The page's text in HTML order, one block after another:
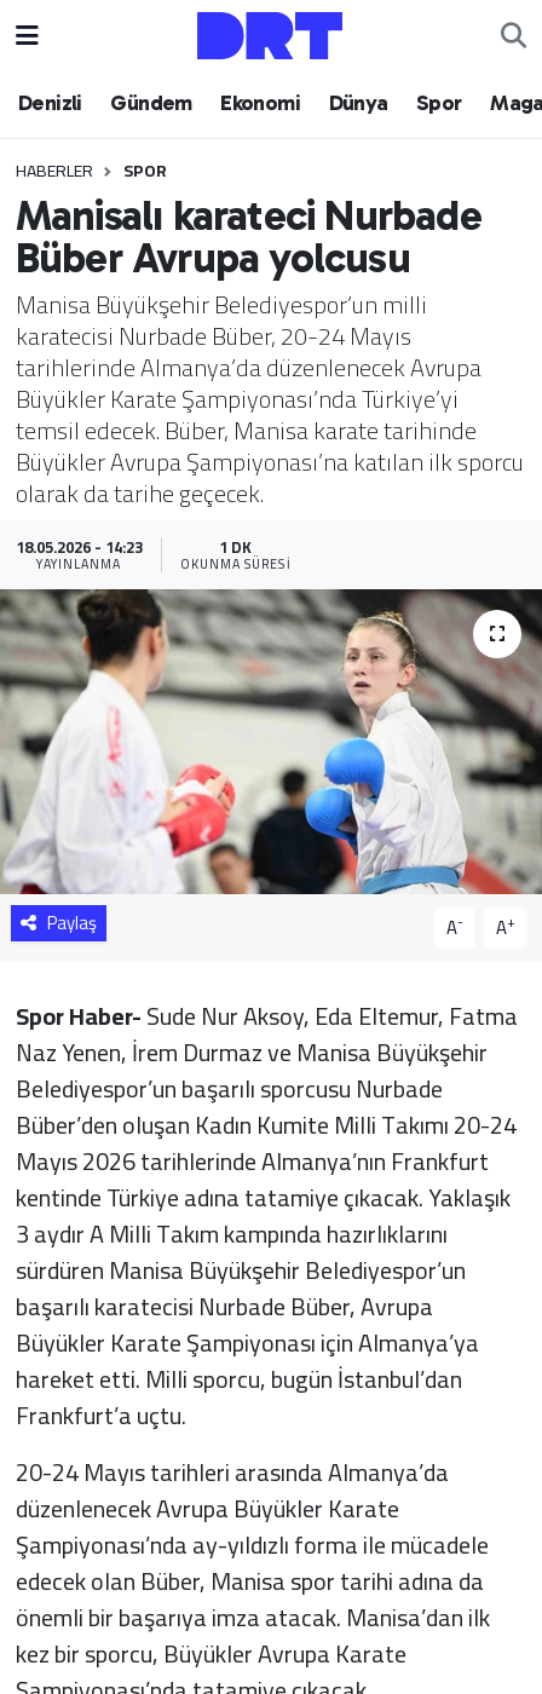
Denizli Gündem Ekonomi Dünya Spor
HABERLER SPOR
Manisalı karateci Nurbade
Büber Avrupa yolcusu
Manisa Büyükşehir Belediyespor’un milli
karatecisi Nurbade Büber, 20-24 Mayıs
tarihlerinde Almanya’da düzenlenecek Avrupa
Büyükler Karate Şampiyonası’nda Türkiye’yi
temsil edecek. Büber, Manisa karate tarihinde
Büyükler Avrupa Şampiyonası’na katılan ilk sporcu
olarak da tarihe geçecek.
18.05.2026 - 14:23
YAYINLANMA
1 DK
OKUNMA SÜRESI
Paylaş A- A+
Spor Haber-Sude Nur Aksoy, Eda Eltemur, Fatma
Naz Yenen, İrem Durmaz ve Manisa Büyükşehir
Belediyespor’un başarılı sporcusu Nurbade
Büber’den oluşan Kadın Kumite Milli Takımı 20-24
Mayıs 2026 tarihlerinde Almanya’nın Frankfurt
kentinde Türkiye adına tatamiye çıkacak. Yaklaşık
3 aydır A Milli Takım kampında hazırlıklarını
sürdüren Manisa Büyükşehir Belediyespor’un
başarılı karatecisi Nurbade Büber, Avrupa
Büyükler Karate Şampiyonası için Almanya’ya
hareket etti. Milli sporcu, bugün İstanbul’dan
Frankfurt’a uçtu.
20-24 Mayıs tarihleri arasında Almanya’da
düzenlenecek Avrupa Büyükler Karate
Şampiyonası’nda ay-yıldızlı forma ile mücadele
edecek olan Büber, Manisa spor tarihi adına da
önemli bir başarıya imza atacak. Manisa’dan ilk
kez bir sporcu, Büyükler Avrupa Karate
Denizli
Ekonomi
Dünya
Spor
Magazin
Teknoloji
Sağlık
Yazarlar
Resmi İlan
Resmi Reklam
Hava Durumu
Puan Durumu ve Fikstür
Tüm Manşetler
Son Dakika Haberleri
Haber Arşivi